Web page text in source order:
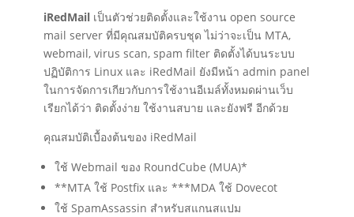
iRedMailเป็นตัวช่วยติดตั้งและใช้งาน open source
mail server ที่มีคุณสมบัติครบชุด ไม่ว่าจะเป็น MTA,
webmail, virus scan, spam filter ติดตั้งได้บนระบบ
ปฏิบัติการ Linux และ iRedMail ยังมีหน้า admin panel
ในการจัดการเกียวกับการใช้งานอีเมล์ทั้งหมดผ่านเว็บ
เรียกได้ว่า ติดตั้งง่าย ใช้งานสบาย และยังฟรี อีกด้วย
คุณสมบัติเบื้องต้นของ iRedMail
ใช้ Webmail ของ RoundCube (MUA)*
**MTA ใช้ Postfix และ ***MDA ใช้ Dovecot
ใช้ SpamAssassin สำหรับสแกนสแปม